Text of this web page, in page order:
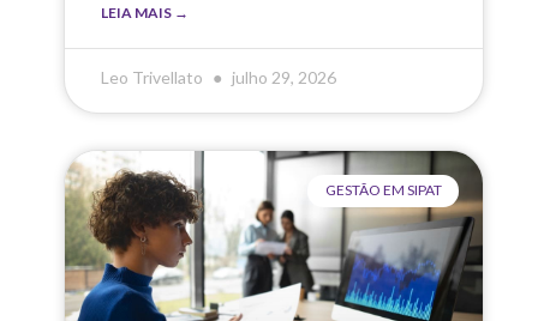
LEIA MAIS →
Leo Trivellato julho 29, 2026
GESTÃO EM SIPAT